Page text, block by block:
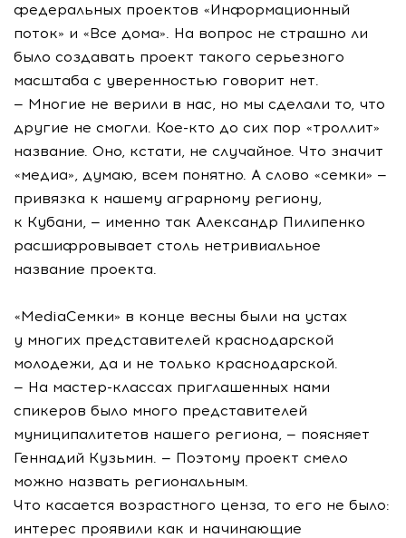
федеральных проектов «Информационный
поток» и «Все дома». На вопрос не страшно ли
было создавать проект такого серьезного
масштаба с уверенностью говорит нет.
— Многие не верили в нас, но мы сделали то, что
другие не смогли. Кое-кто до сих пор «троллит»
название. Оно, кстати, не случайное. Что значит
«медиа», думаю, всем понятно. А слово «семки» —
привязка к нашему аграрному региону,
к Кубани, — именно так Александр Пилипенко
расшифровывает столь нетривиальное
название проекта.
«MediaСемки» в конце весны были на устах
у многих представителей краснодарской
молодежи, да и не только краснодарской.
— На мастер-классах приглашенных нами
спикеров было много представителей
муниципалитетов нашего региона, — поясняет
Геннадий Кузьмин. — Поэтому проект смело
можно назвать региональным.
Что касается возрастного ценза, то его не было:
интерес проявили как и начинающие